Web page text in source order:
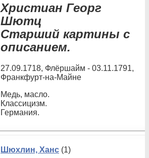
Христиан Георг
Шютц
Старший картины с
описанием.
27.09.1718, Флёршайм - 03.11.1791,
Франкфурт-на-Майне
Медь, масло.
Классицизм.
Германия.
Шюхлин, Ханс (1)